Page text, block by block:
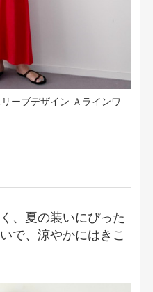
ーブデザイン Ａラインワ
、夏の装いにぴった
で、涼やかにはきこ